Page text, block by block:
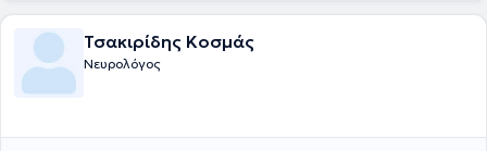
Τσακιρίδης Κοσμάς
Νευρολόγος